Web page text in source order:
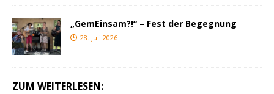
„GemEinsam?!“ – Fest der Begegnung
28. Juli 2026
ZUM WEITERLESEN: